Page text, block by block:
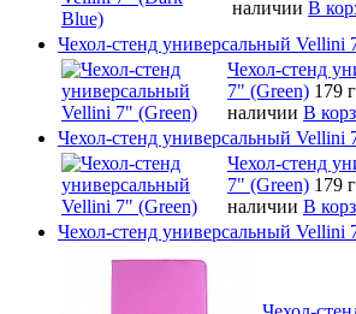
наличии В
Чехол-стенд универсальный Vellini
Чехол-стенд
7" (Green) 179
наличии В
Чехол-стенд универсальный Vellini
Чехол-стенд
7" (Green) 179
наличии В
Чехол-стенд универсальный Vellini